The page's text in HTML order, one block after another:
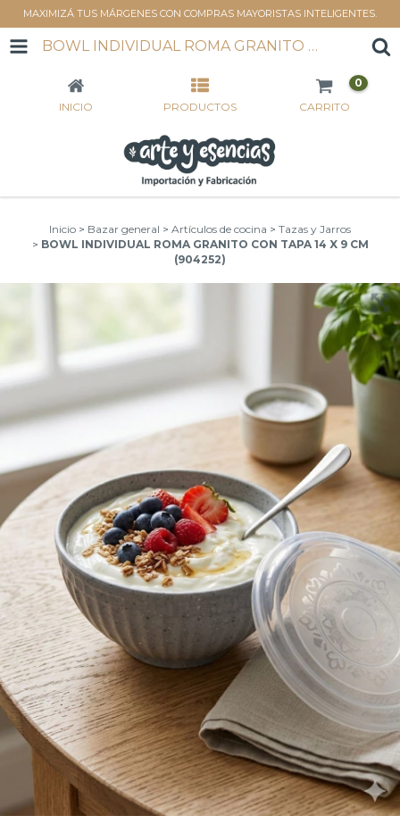
MAXIMIZÁ TUS MÁRGENES CON COMPRAS MAYORISTAS INTELIGENTES.
BOWL INDIVIDUAL ROMA GRANITO CON TAPA 14 X 9 CM (904252)
INICIO PRODUCTOS CARRITO
0
Inicio > Bazar general > Artículos de cocina > Tazas y Jarros
> BOWL INDIVIDUAL ROMA GRANITO CON TAPA 14 X 9 CM
(904252)